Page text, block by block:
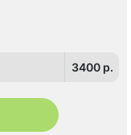
3400 p.